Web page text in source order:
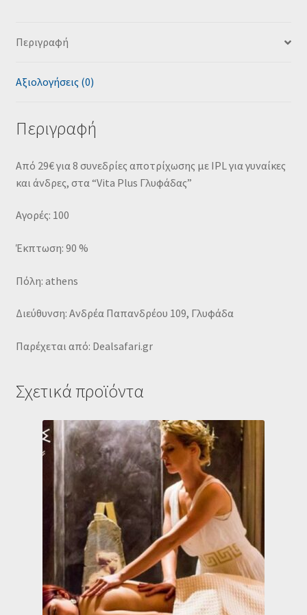
Περιγραφή
Αξιολογήσεις (0)
Περιγραφή
Από 29€ για 8 συνεδρίες αποτρίχωσης με IPL για γυναίκες
και άνδρες, στα “Vita Plus Γλυφάδας”
Αγορές: 100
Έκπτωση: 90 %
Πόλη: athens
Διεύθυνση: Ανδρέα Παπανδρέου 109, Γλυφάδα
Παρέχεται από: Dealsafari.gr
Σχετικά προϊόντα